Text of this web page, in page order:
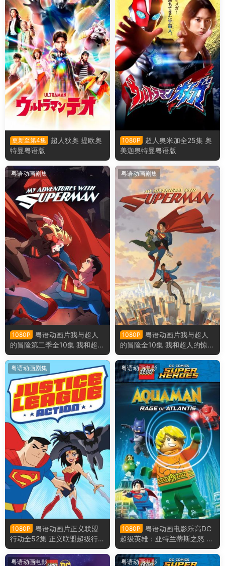
更新至第4集
超人狄奥 提欧奥
特曼粤语版
1080P
超人奥米加全25集 奥
美迦奥特曼粤语版
粤语动画剧集
1080P
粤语动画片我与超人
的冒险第二季全10集 我和超人
的惊奇冒险第二季粤语版
粤语动画剧集
1080P
粤语动画片我与超人
的冒险全10集 我和超人的惊奇
冒险粤语版
粤语动画剧集
1080P
粤语动画片正义联盟
行动全52集 正义联盟超级行动
粤语版
粤语动画电影
1080P
粤语动画电影乐高DC
超级英雄：亚特兰蒂斯之怒 乐
高DC超级英雄︰水行侠︰亚特
兰提斯之怒粤语版
粤语动画电影 粤语动画电影